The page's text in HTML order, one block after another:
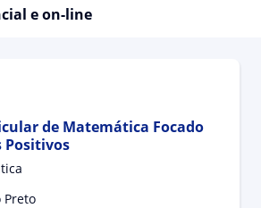
e on-line
de Matemática Focado
Positivos
Preto